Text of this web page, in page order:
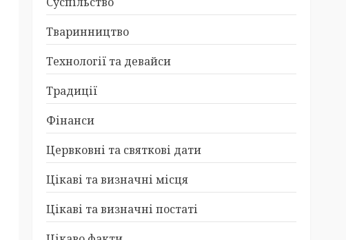
Тваринництво
Технології та девайси
Традиції
Фінанси
Цервковні та святкові дати
Цікаві та визначні місця
Цікаві та визначні постаті